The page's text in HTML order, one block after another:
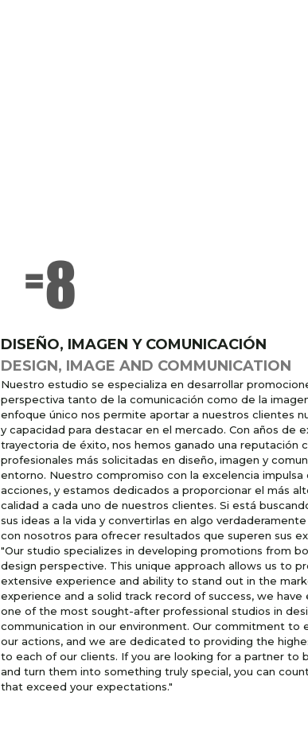
DISEÑO, IMAGEN Y COMUNICACIÓN
DESIGN, IMAGE AND COMMUNICATION
Nuestro estudio se especializa en desarrollar
perspectiva tanto de la comunicación como de la
enfoque único nos permite aportar a nuestros clientes
y capacidad para destacar en el mercado. Con años de
trayectoria de éxito, nos hemos ganado una reputación
profesionales más solicitadas en diseño, imagen y
entorno. Nuestro compromiso con la excelencia impulsa
acciones, y estamos dedicados a proporcionar el más
calidad a cada uno de nuestros clientes. Si está
sus ideas a la vida y convertirlas en algo
con nosotros para ofrecer resultados que superen sus
"Our studio specializes in developing promotions from
design perspective. This unique approach allows us to
extensive experience and ability to stand out in the
experience and a solid track record of success, we have
one of the most sought-after professional studios in
communication in our environment. Our commitment to
our actions, and we are dedicated to providing the
to each of our clients. If you are looking for a partner to
and turn them into something truly special, you can
that exceed your expectations."